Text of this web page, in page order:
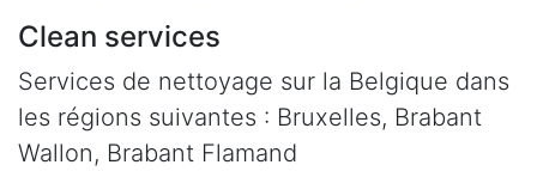
Clean services
Services de nettoyage sur la Belgique dans
les régions suivantes : Bruxelles, Brabant
Wallon, Brabant Flamand